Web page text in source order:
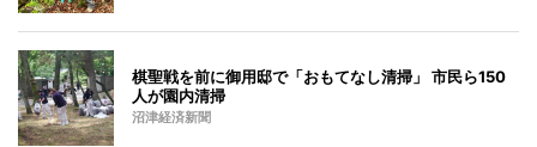
棋聖戦を前に御用邸で「おもてなし清掃」 市民ら150
人が園内清掃
沼津経済新聞